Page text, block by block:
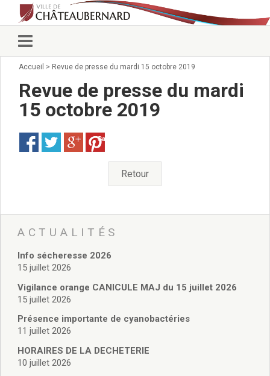
Vie municipale
Conseillers municipaux
Commissions 2026
Arrêtés du Maire
Services municipaux
Pour venir nous voir
administratives
Services Techniques
Affaires Scolaires
Vie associative
Police Municipale/règlementation
Cimetière/réglementation funéraire
Services en ligne
Licences boissons
Cadastre
Accueil > Revue de presse du mardi 15 octobre 2019
Revue de presse du mardi
15 octobre 2019
Save
Retour
ACTUALITÉS
Info sécheresse 2026
15 juillet 2026
Vigilance orange CANICULE MAJ du 15 juillet 2026
15 juillet 2026
Présence importante de cyanobactéries
11 juillet 2026
HORAIRES DE LA DECHETERIE
10 juillet 2026